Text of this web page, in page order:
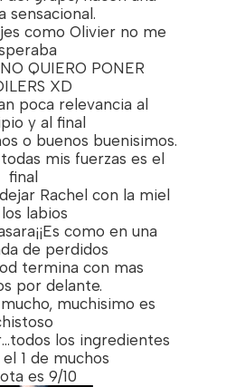
sensacional.
como Olivier no me
QUIERO PONER
XD
poca relevancia al
y al final
o buenos buenisimos.
mis fuerzas es el
final
Rachel con la miel
labios
como en una
de perdidos
termina con mas
por delante.
muchisimo es
los ingredientes
1 de muchos
es 9/10